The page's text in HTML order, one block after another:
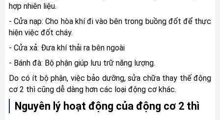
hợp nhiên liệu.
- Cửa nạp: Cho hòa khí đi vào bên trong buồng đốt để thực
hiện việc đốt cháy.
- Cửa xả: Đưa khí thải ra bên ngoài
- Bánh đà: Bộ phận giúp lưu trữ năng lượng.
Do có ít bộ phận, việc bảo dưỡng, sửa chữa thay thế động
cơ 2 thì cũng dễ dàng hơn các loại động cơ khác.
Nguyên lý hoạt động của động cơ 2 thì